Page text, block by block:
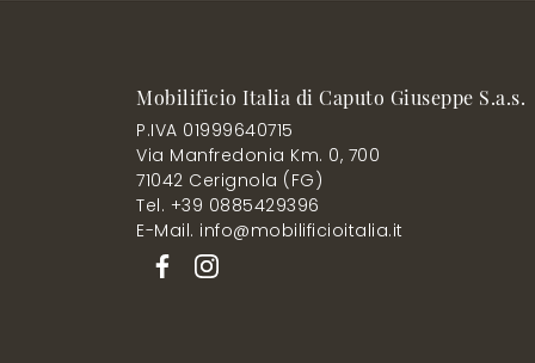
Mobilificio Italia di Caputo Giuseppe S.a.s.
P.IVA 01999640715
Via Manfredonia Km. 0, 700
71042 Cerignola (FG)
Tel. +39 0885429396
E-Mail. info@mobilificioitalia.it